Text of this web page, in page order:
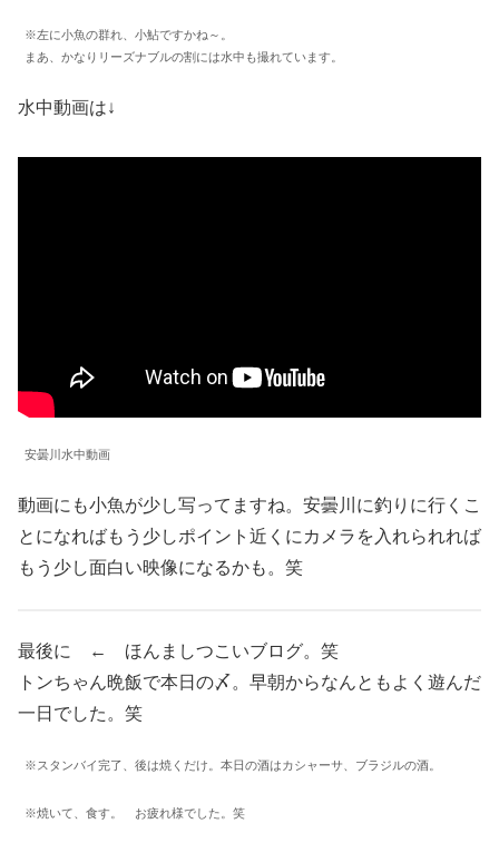
※左に小魚の群れ、小鮎ですかね～。
まあ、かなりリーズナブルの割には水中も撮れています。
水中動画は↓
安曇川水中動画
動画にも小魚が少し写ってますね。安曇川に釣りに行くこ
とになればもう少しポイント近くにカメラを入れられれば
もう少し面白い映像になるかも。笑
最後に ← ほんましつこいブログ。笑
トンちゃん晩飯で本日の〆。早朝からなんともよく遊んだ
一日でした。笑
※スタンバイ完了、後は焼くだけ。本日の酒はカシャーサ、ブラジルの酒。
※焼いて、食す。 お疲れ様でした。笑